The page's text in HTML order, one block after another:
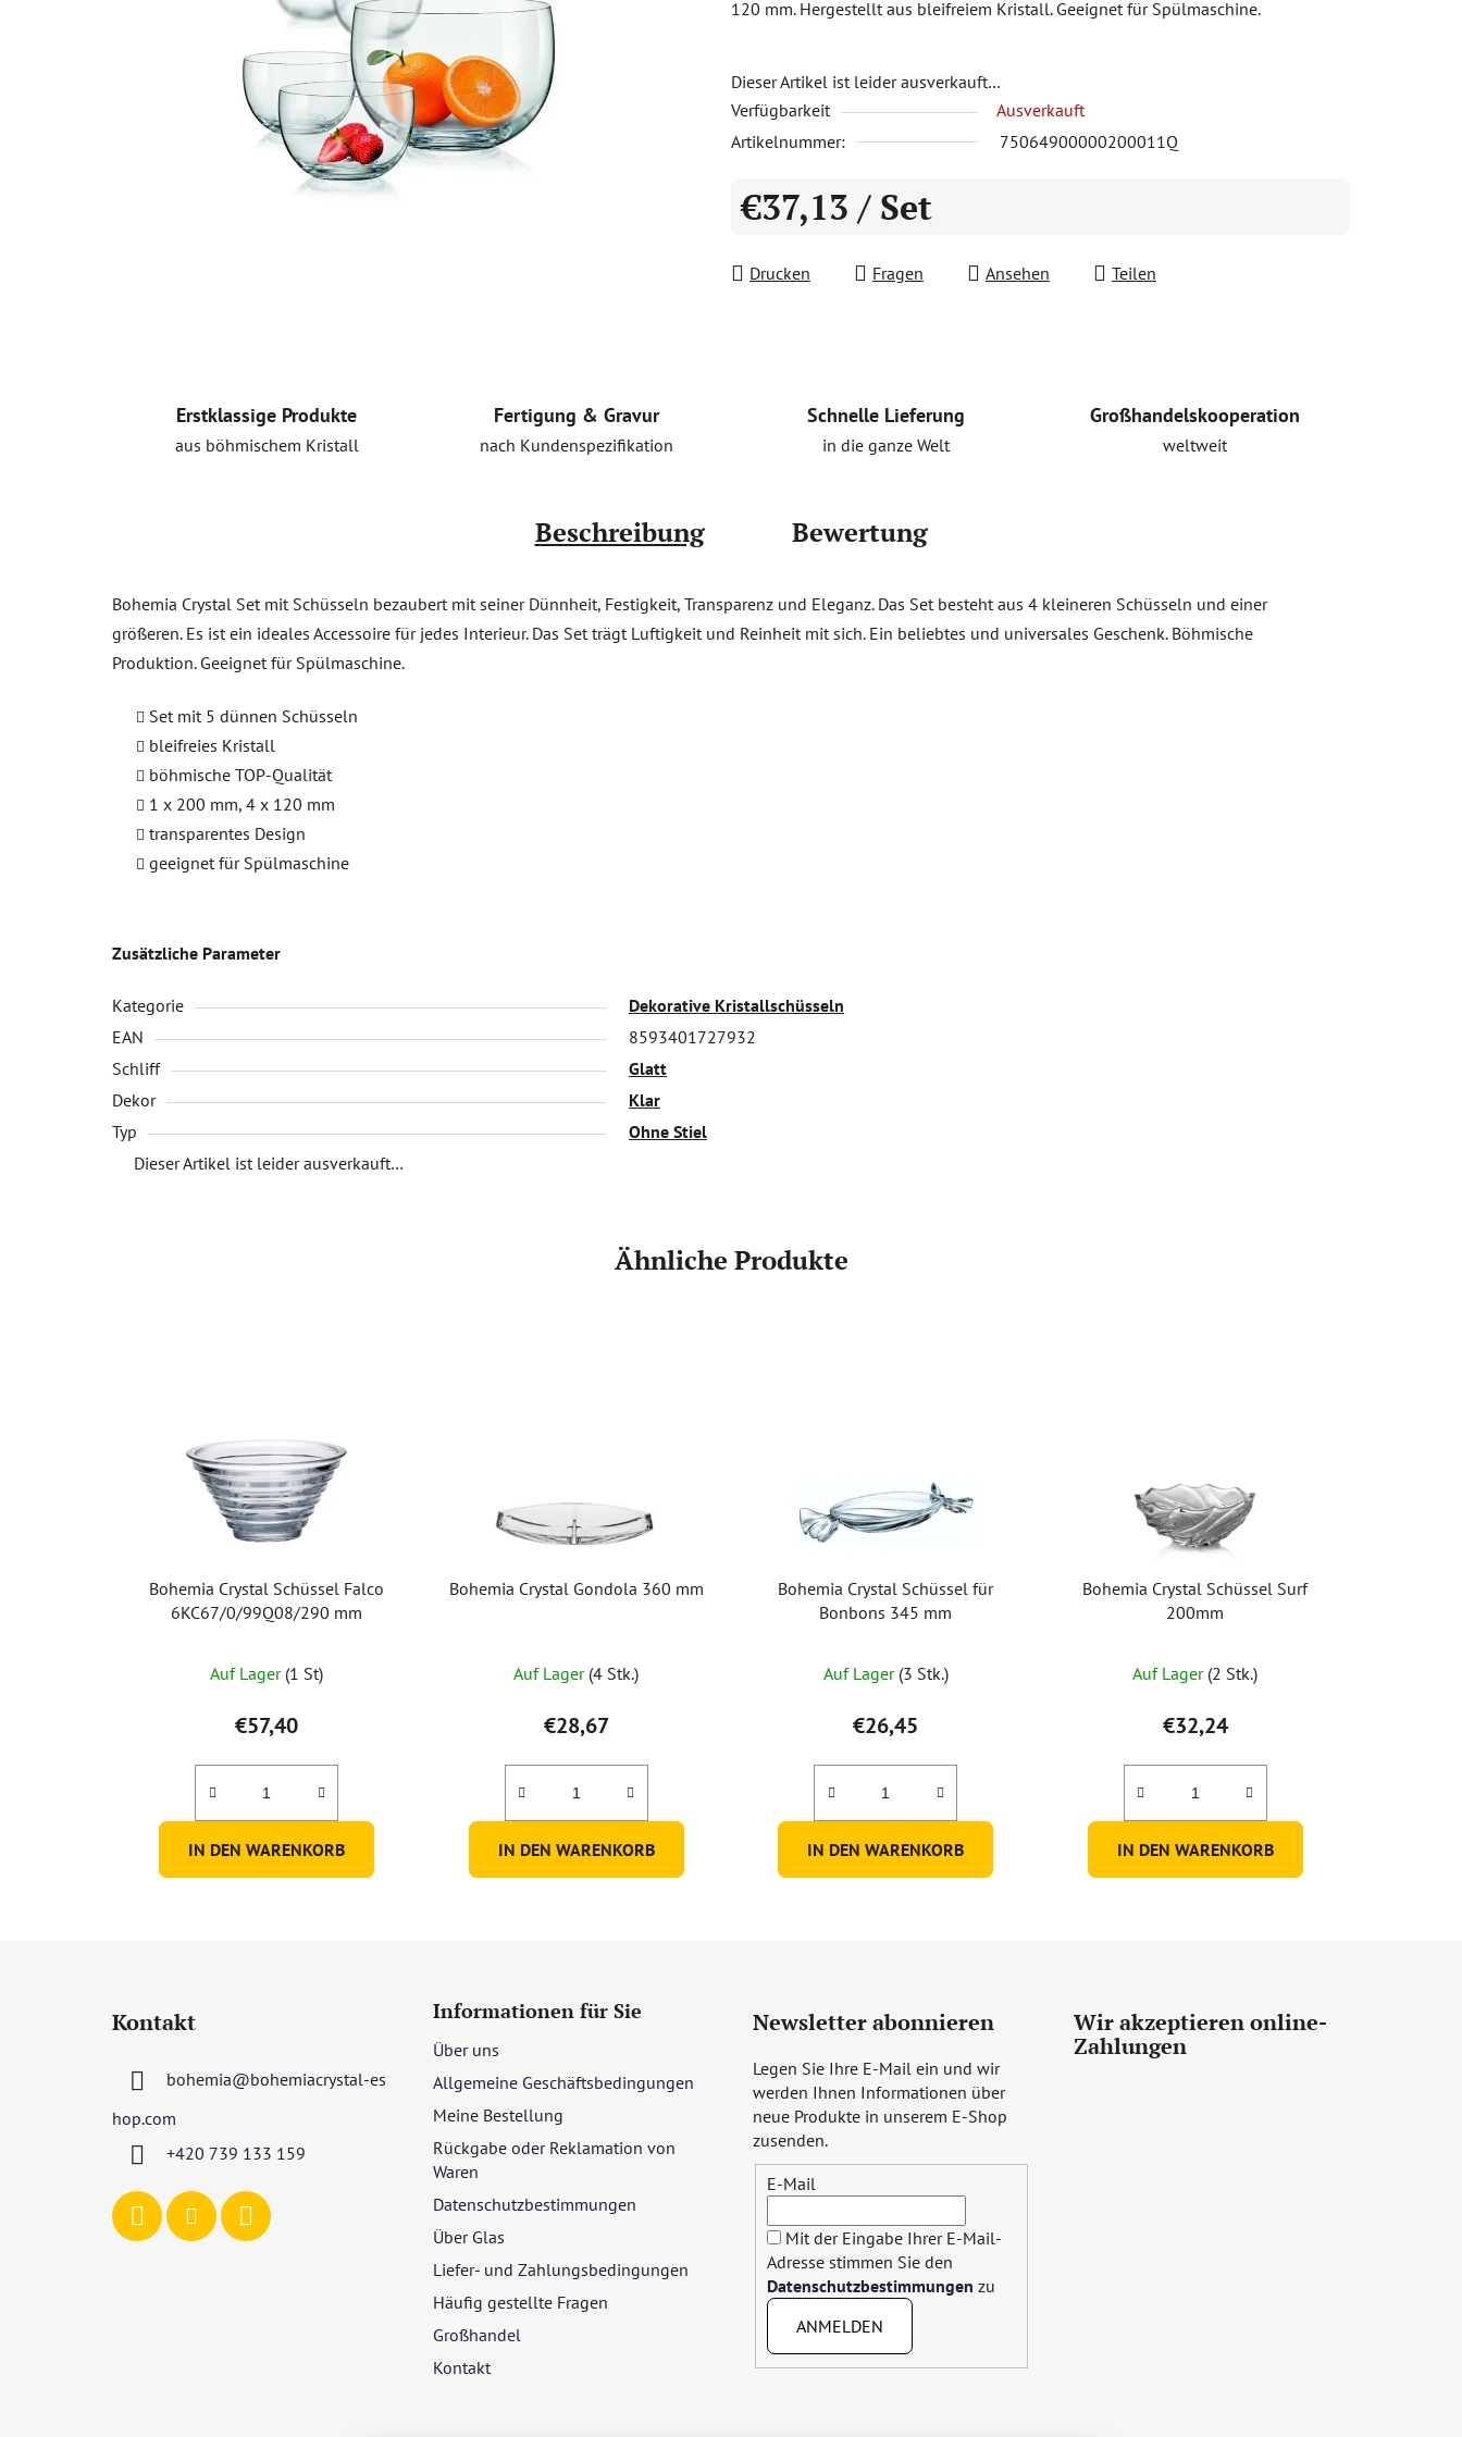
0,0
5
Sternen.
120 mm. Hergestellt aus bleifreiem Kristall. Geeignet für Spülmaschine.
Dieser Artikel ist leider ausverkauft…
Verfügbarkeit
Ausverkauft
Artikelnummer:
75064900000200011Q
€37,13 / Set
Drucken
Fragen Ansehen Teilen
Erstklassige Produkte
aus böhmischem Kristall
Fertigung & Gravur
nach Kundenspezifikation
Schnelle Lieferung
in die ganze Welt
Großhandelskooperation
weltweit
Beschreibung Bewertung
Bohemia Crystal Set mit Schüsseln bezaubert mit seiner Dünnheit, Festigkeit, Transparenz und Eleganz. Das Set besteht aus 4 kleineren Schüsseln und einer
größeren. Es ist ein ideales Accessoire für jedes Interieur. Das Set trägt Luftigkeit und Reinheit mit sich. Ein beliebtes und universales Geschenk. Böhmische
Produktion. Geeignet für Spülmaschine.
Set mit 5 dünnen Schüsseln
bleifreies Kristall
böhmische TOP-Qualität
1 x 200 mm, 4 x 120 mm
transparentes Design
geeignet für Spülmaschine
Zusätzliche Parameter
Kategorie
Dekorative Kristallschüsseln
EAN
8593401727932
Schliff
Glatt
Dekor
Klar
Typ
Ohne Stiel
Dieser Artikel ist leider ausverkauft…
Ähnliche Produkte
Bohemia Crystal Schüssel Falco
6KC67/0/99Q08/290 mm
Auf Lager (1 St)
€57,40
IN DEN WARENKORB
Bohemia Crystal Gondola 360 mm
Auf Lager (4 Stk.)
€28,67
IN DEN WARENKORB
Bohemia Crystal Schüssel für
Bonbons 345 mm
Auf Lager (3 Stk.)
€26,45
IN DEN WARENKORB
Bohemia Crystal Schüssel Surf
200mm
Auf Lager (2 Stk.)
€32,24
IN DEN WARENKORB
Kontakt
bohemia@bohemiacrystal-es
hop.com
+420 739 133 159
Informationen für Sie
Über uns
Allgemeine Geschäftsbedingungen
Meine Bestellung
Rückgabe oder Reklamation von
Waren
Datenschutzbestimmungen
Über Glas
Liefer- und Zahlungsbedingungen
Häufig gestellte Fragen
Großhandel
Kontakt
Newsletter abonnieren
Legen Sie Ihre E-Mail ein und wir
werden Ihnen Informationen über
neue Produkte in unserem E-Shop
zusenden.
E-Mail
Mit der Eingabe Ihrer E-Mail-
Adresse stimmen Sie den
Datenschutzbestimmungen zu
ANMELDEN
Wir akzeptieren online-
Zahlungen